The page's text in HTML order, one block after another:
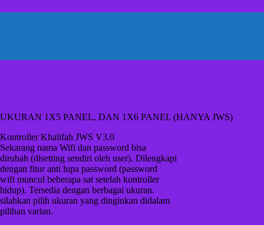
UKURAN 1X5 PANEL, DAN 1X6 PANEL (HANYA JWS)
Kontroller Khalifah JWS V3.0
Sekarang nama Wifi dan password bisa
dirubah (disetting sendiri oleh user). Dilengkapi
dengan fitur anti lupa password (password
wifi muncul beberapa sat setelah kontroller
hidup). Tersedia dengan berbagai ukuran.
silahkan pilih ukuran yang dinginkan didalam
pilihan varian.